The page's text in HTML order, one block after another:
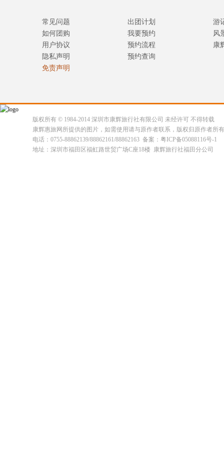
常见问题
如何团购
用户协议
隐私声明
免责声明
出团计划
我要预约
预约流程
预约查询
游
风
康
版权所有 © 1984-2014 深圳市康辉旅行社有限公司 未经许可 不得转载
康辉惠旅网所提供的图片，如需使用请与原作者联系，版权归原作者所
电话：0755-88862139/88862161/88862163 备案：粤ICP备05088116号-1
地址：深圳市福田区福虹路世贸广场C座18楼 康辉旅行社福田分公司